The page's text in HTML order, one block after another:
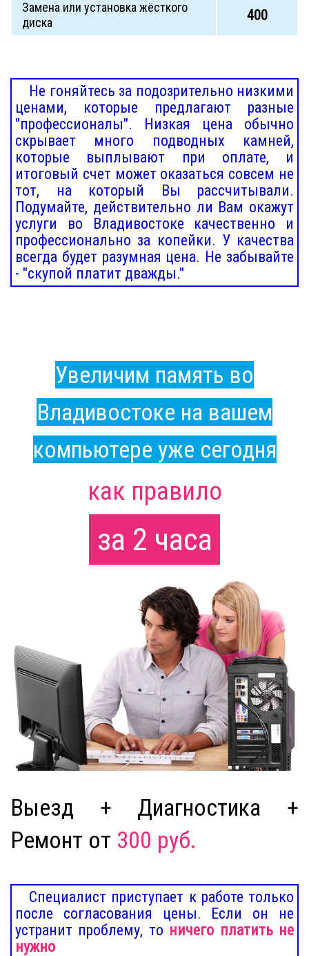
Замена или установка жёсткого
диска
400
Не гоняйтесь за подозрительно низкими
ценами, которые предлагают разные
"профессионалы". Низкая цена обычно
скрывает много подводных камней,
которые выплывают при оплате, и
итоговый счет может оказаться совсем не
тот, на который Вы рассчитывали.
Подумайте, действительно ли Вам окажут
услуги во Владивостоке качественно и
профессионально за копейки. У качества
всегда будет разумная цена. Не забывайте
- "скупой платит дважды."
Увеличим память во
Владивостоке на вашем
компьютере уже сегодня
как правило
за 2 часа
Выезд + Диагностика +
Ремонт от 300 руб.
Специалист приступает к работе только
после согласования цены. Если он не
устранит проблему, то ничего платить не
нужно